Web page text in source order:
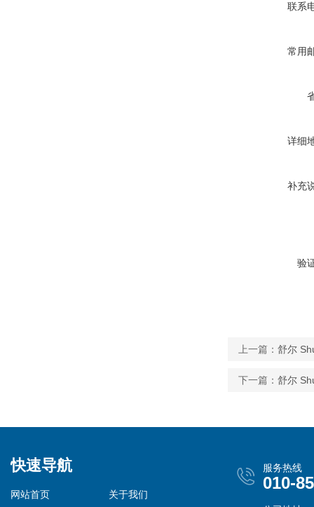
联系
常用
详细
补充
验
上一篇： 舒尔
下一篇： 舒尔
快速导航
网站首页 关于我们
服务热线
010-